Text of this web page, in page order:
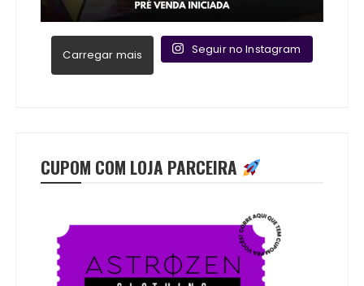
Carregar mais Seguir no Instagram
CUPOM COM LOJA PARCEIRA